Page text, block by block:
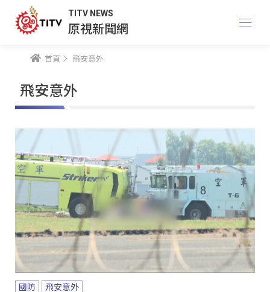
TITV NEWS
原視新聞網
首頁 飛安意外
飛安意外
國防 飛安意外